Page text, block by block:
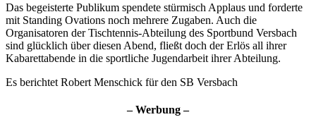
Das begeisterte Publikum spendete stürmisch Applaus und forderte
mit Standing Ovations noch mehrere Zugaben. Auch die
Organisatoren der Tischtennis-Abteilung des Sportbund Versbach
sind glücklich über diesen Abend, fließt doch der Erlös all ihrer
Kabarettabende in die sportliche Jugendarbeit ihrer Abteilung.
Es berichtet Robert Menschick für den SB Versbach
– Werbung –